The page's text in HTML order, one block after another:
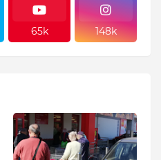
65k 148k